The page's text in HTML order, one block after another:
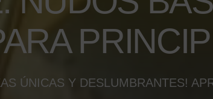
ÚNICAS Y DESLUMBRANTES!